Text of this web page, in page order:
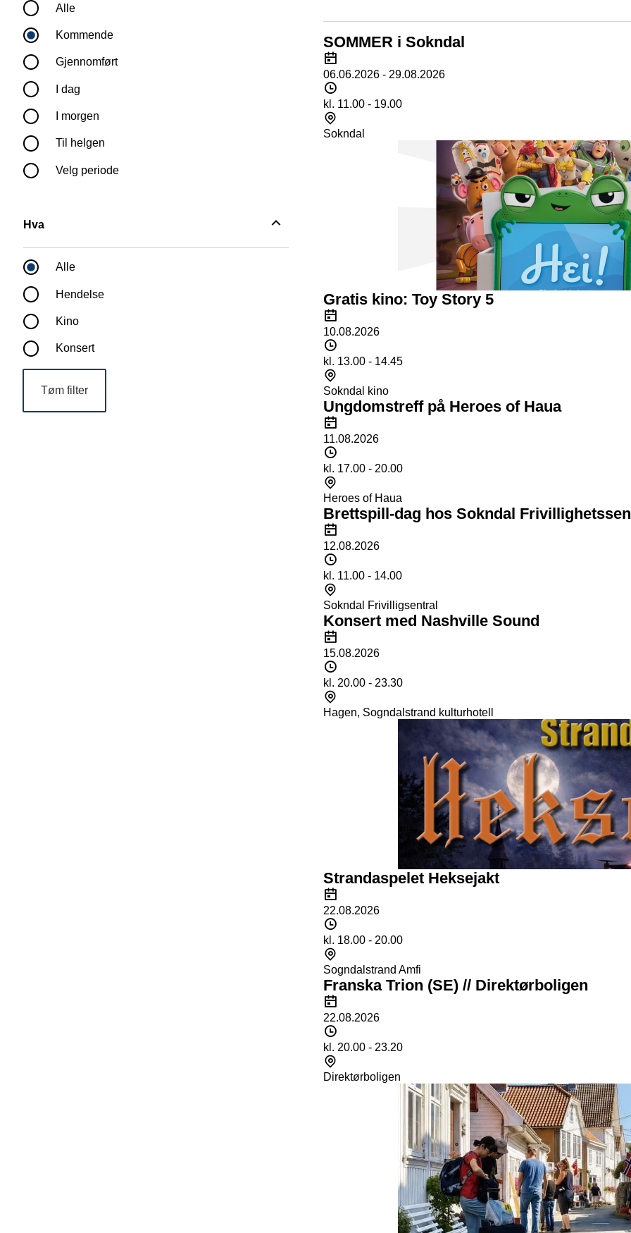
Alle
Kommende
Gjennomført
I dag
I morgen
Til helgen
Velg periode
Hva
Alle
Hendelse
Kino
Konsert
Tøm filter
Resultat
SOMMER i Sokndal
Dato
06.06.2026 - 29.08.2026
Tidspunkt
kl. 11.00 - 19.00
Sokndal
Gratis kino: Toy Story 5
Dato
10.08.2026
Tidspunkt
kl. 13.00 - 14.45
Sokndal kino
Ungdomstreff på Heroes of Haua
Dato
11.08.2026
Tidspunkt
kl. 17.00 - 20.00
Heroes of Haua
Brettspill-dag hos Sokndal
Dato
12.08.2026
Tidspunkt
kl. 11.00 - 14.00
Sokndal Frivilligsentral
Konsert med Nashville Sound
Dato
15.08.2026
Tidspunkt
kl. 20.00 - 23.30
Hagen, Sogndalstrand kulturhotell
Strandaspelet Heksejakt
Dato
22.08.2026
Tidspunkt
kl. 18.00 - 20.00
Sogndalstrand Amfi
Franska Trion (SE) // Direktørboligen
Dato
22.08.2026
Tidspunkt
kl. 20.00 - 23.20
Direktørboligen